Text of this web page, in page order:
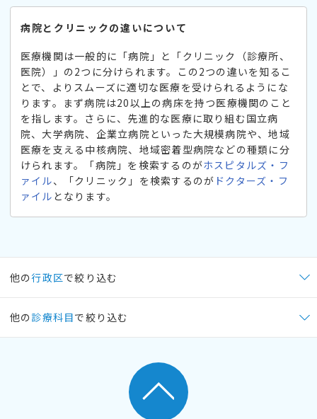
病院とクリニックの違いについて
医療機関は一般的に「病院」と「クリニック（診療所、
医院）」の2つに分けられます。この2つの違いを知るこ
とで、よりスムーズに適切な医療を受けられるようにな
ります。まず病院は20以上の病床を持つ医療機関のこと
を指します。さらに、先進的な医療に取り組む国立病
院、大学病院、企業立病院といった大規模病院や、地域
医療を支える中核病院、地域密着型病院などの種類に分
けられます。「病院」を検索するのがホスピタルズ・フ
ァイル、「クリニック」を検索するのが ドクターズ・フ
ァイル となります。
他の行政区で絞り込む
他の 診療科目で絞り込む